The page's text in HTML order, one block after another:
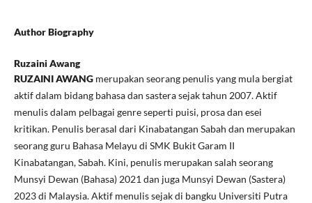
Author Biography
Ruzaini Awang
RUZAINI AWANGmerupakan seorang penulis yang mula bergiat
aktif dalam bidang bahasa dan sastera sejak tahun 2007. Aktif
menulis dalam pelbagai genre seperti puisi, prosa dan esei
kritikan. Penulis berasal dari Kinabatangan Sabah dan merupakan
seorang guru Bahasa Melayu di SMK Bukit Garam II
Kinabatangan, Sabah. Kini, penulis merupakan salah seorang
Munsyi Dewan (Bahasa) 2021 dan juga Munsyi Dewan (Sastera)
2023 di Malaysia. Aktif menulis sejak di bangku Universiti Putra